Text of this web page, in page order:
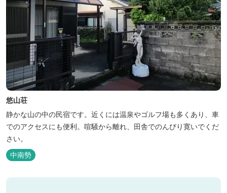
悠山荘
静かな山の中の民宿です。近くには温泉やゴルフ場も多くあり、車
でのアクセスにも便利。喧騒から離れ、田舎でのんびり寛いでくだ
さい。
中南勢